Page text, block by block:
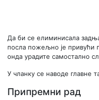
Да би се елиминисала
посла пожељно је привући
онда урадите самостално
У чланку се наводе главне
Припремни рад